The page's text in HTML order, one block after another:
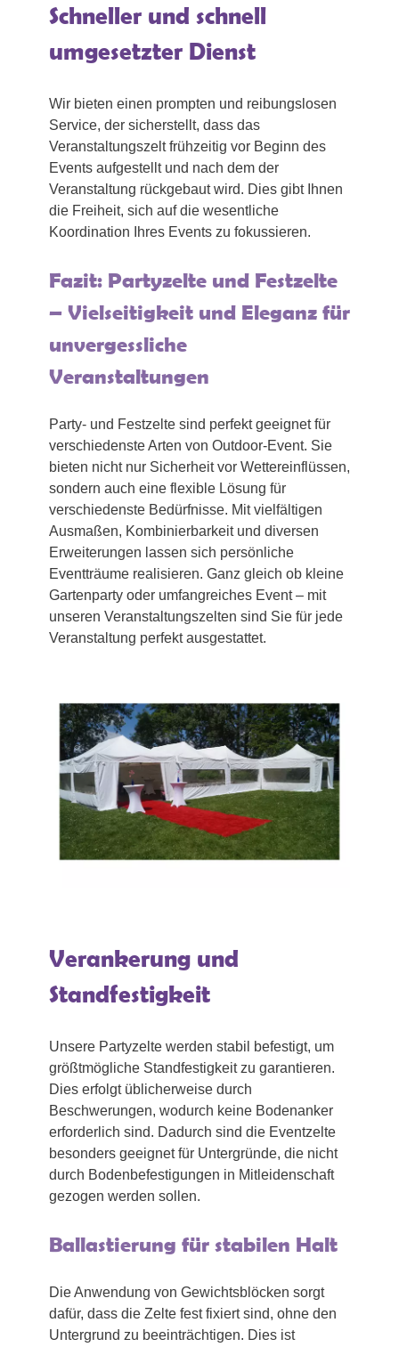
Schneller und schnell
umgesetzter Dienst
Wir bieten einen prompten und reibungslosen
Service, der sicherstellt, dass das
Veranstaltungszelt frühzeitig vor Beginn des
Events aufgestellt und nach dem der
Veranstaltung rückgebaut wird. Dies gibt Ihnen
die Freiheit, sich auf die wesentliche
Koordination Ihres Events zu fokussieren.
Fazit: Partyzelte und Festzelte
– Vielseitigkeit und Eleganz für
unvergessliche
Veranstaltungen
Party- und Festzelte sind perfekt geeignet für
verschiedenste Arten von Outdoor-Event. Sie
bieten nicht nur Sicherheit vor Wettereinflüssen,
sondern auch eine flexible Lösung für
verschiedenste Bedürfnisse. Mit vielfältigen
Ausmaßen, Kombinierbarkeit und diversen
Erweiterungen lassen sich persönliche
Eventträume realisieren. Ganz gleich ob kleine
Gartenparty oder umfangreiches Event – mit
unseren Veranstaltungszelten sind Sie für jede
Veranstaltung perfekt ausgestattet.
Verankerung und
Standfestigkeit
Unsere Partyzelte werden stabil befestigt, um
größtmögliche Standfestigkeit zu garantieren.
Dies erfolgt üblicherweise durch
Beschwerungen, wodurch keine Bodenanker
erforderlich sind. Dadurch sind die Eventzelte
besonders geeignet für Untergründe, die nicht
durch Bodenbefestigungen in Mitleidenschaft
gezogen werden sollen.
Ballastierung für stabilen Halt
Die Anwendung von Gewichtsblöcken sorgt
dafür, dass die Zelte fest fixiert sind, ohne den
Untergrund zu beeinträchtigen. Dies ist